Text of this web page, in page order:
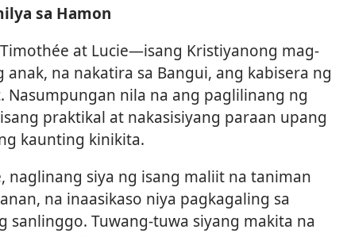
sa Hamon
at Lucie​—isang Kristiyanong mag-
anak, na nakatira sa Bangui, ang kabisera ng
Nasumpungan nila na ang paglilinang ng
praktikal at nakasisiyang paraan upang
kaunting kinikita.
naglinang siya ng isang maliit na taniman
na inaasikaso niya pagkagaling sa
sanlinggo. Tuwang-tuwa siyang makita na